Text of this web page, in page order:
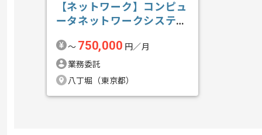
【ネットワーク】コンピュ
ータネットワークシステム
件〜 750,000 円／月
業務委託
八丁堀（東京都）